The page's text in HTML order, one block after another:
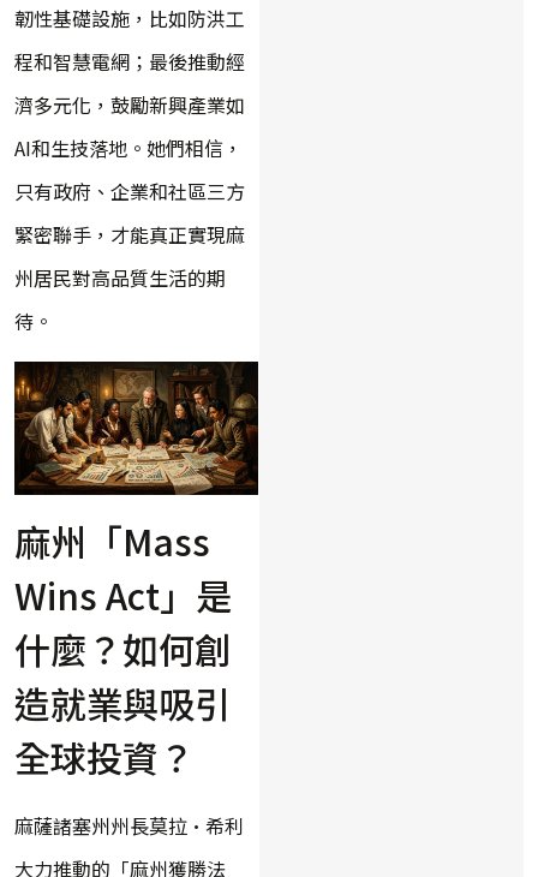
韌性基礎設施，比如防洪工
程和智慧電網；最後推動經
濟多元化，鼓勵新興產業如
AI和生技落地。她們相信，
只有政府、企業和社區三方
緊密聯手，才能真正實現麻
州居民對高品質生活的期
待。
麻州「Mass
Wins Act」是
什麼？如何創
造就業與吸引
全球投資？
麻薩諸塞州州長莫拉·希利
大力推動的「麻州獲勝法